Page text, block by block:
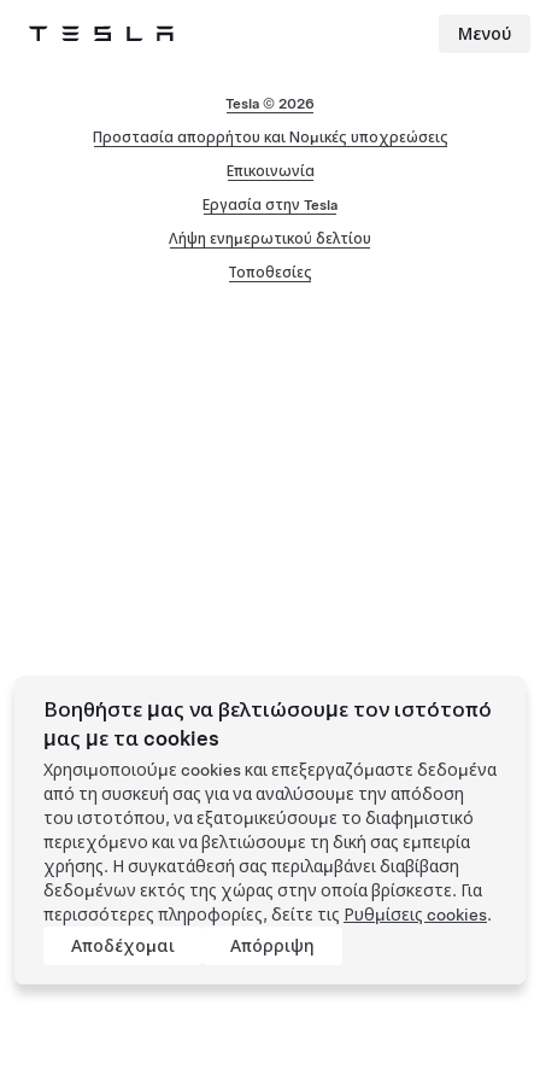
Tesla Μενού
Tesla © 2026
Προστασία απορρήτου και Νομικές υποχρεώσεις
Επικοινωνία
Εργασία στην Tesla
Λήψη ενημερωτικού δελτίου
Τοποθεσίες
Βοηθήστε μας να βελτιώσουμε τον ιστότοπό
μας με τα cookies
Χρησιμοποιούμε cookies και επεξεργαζόμαστε δεδομένα
από τη συσκευή σας για να αναλύσουμε την απόδοση
του ιστοτόπου, να εξατομικεύσουμε το διαφημιστικό
περιεχόμενο και να βελτιώσουμε τη δική σας εμπειρία
χρήσης. Η συγκατάθεσή σας περιλαμβάνει διαβίβαση
δεδομένων εκτός της χώρας στην οποία βρίσκεστε. Για
περισσότερες πληροφορίες, δείτε τις Ρυθμίσεις cookies.
Αποδέχομαι
Απόρριψη